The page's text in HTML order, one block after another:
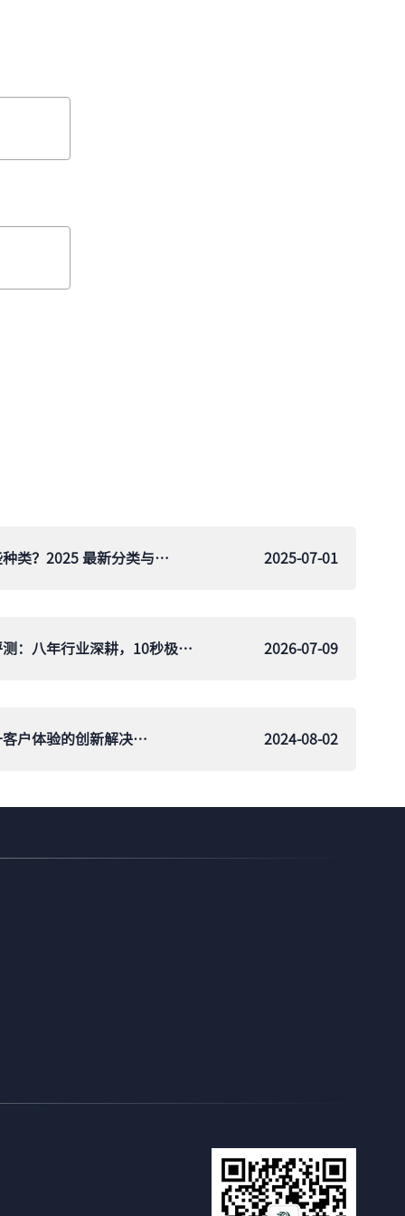
酒店数字化设施设备有哪些种类？2025 最新分类与功能解析 2025-07-01
鹿马酒店自助入住机深度评测：八年行业深耕，10秒极速入住是怎么炼成的 2026-07-09
酒店智能前台机器人：提升客户体验的创新解决方案 2024-08-02